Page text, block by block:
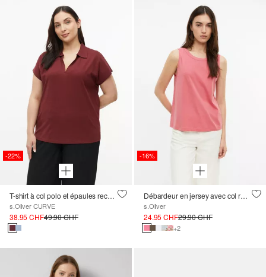
-22%
T-shirt à col polo et épaules recoupées
s.Oliver CURVE
38.95 CHF49.90 CHF
-16%
Débardeur en jersey avec col rond et détail dans le dos
s.Oliver
24.95 CHF29.90 CHF
+2